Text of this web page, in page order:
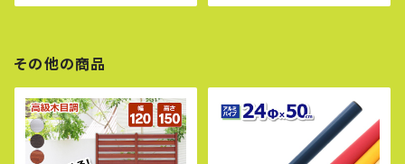
その他の商品